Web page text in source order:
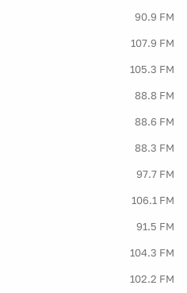
90.9 FM
107.9 FM
105.3 FM
88.8 FM
88.6 FM
88.3 FM
97.7 FM
106.1 FM
91.5 FM
104.3 FM
102.2 FM